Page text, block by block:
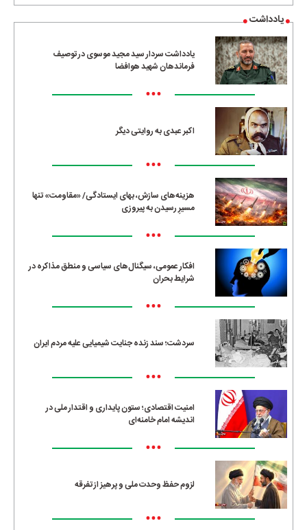
یادداشت
یادداشت سردار سید مجید موسوی در توصیف
فرماندهان شهید هوافضا
•••
اکبر عبدی به روایتی دیگر
•••
هزینه‌های سازش، بهای ایستادگی/ «مقاومت» تنها
مسیرِ رسیدن به پیروزی
•••
افکار عمومی، سیگنال‌های سیاسی و منطق مذاکره در
شرایط بحران
•••
سردشت؛ سند زنده جنایت شیمیایی علیه مردم ایران
•••
امنیت اقتصادی؛ ستون پایداری و اقتدار ملی در
اندیشه امام خامنه‌ای
•••
لزوم حفظ وحدت ملی و پرهیز از تفرقه
•••